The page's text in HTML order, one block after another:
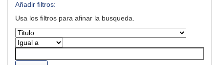
Añadir filtros:
Usa los filtros para afinar la busqueda.